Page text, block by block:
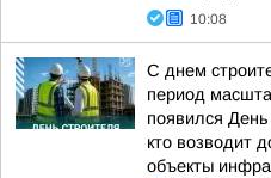
10:08
С днем
период
появился
кто возводит
объекты